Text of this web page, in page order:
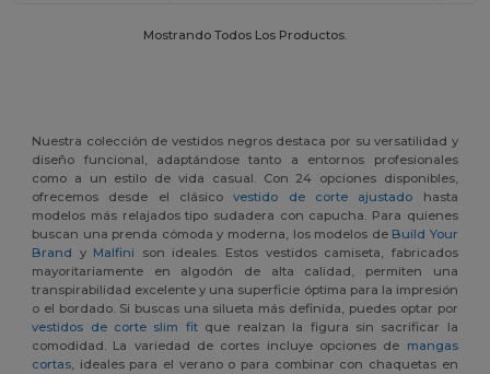
Mostrando Todos Los Productos.
Nuestra colección de vestidos negros destaca por su versatilidad y
diseño funcional, adaptándose tanto a entornos profesionales
como a un estilo de vida casual. Con 24 opciones disponibles,
ofrecemos desde el clásicovestido de corte ajustado hasta
modelos más relajados tipo sudadera con capucha. Para quienes
buscan una prenda cómoda y moderna, los modelos de Build Your
Brand y Malfini son ideales. Estos vestidos camiseta, fabricados
mayoritariamente en algodón de alta calidad, permiten una
transpirabilidad excelente y una superficie óptima para la impresión
o el bordado. Si buscas una silueta más definida, puedes optar por
vestidos de corte slim fitque realzan la figura sin sacrificar la
comodidad. La variedad de cortes incluye opciones de mangas
cortas, ideales para el verano o para combinar con chaquetas en